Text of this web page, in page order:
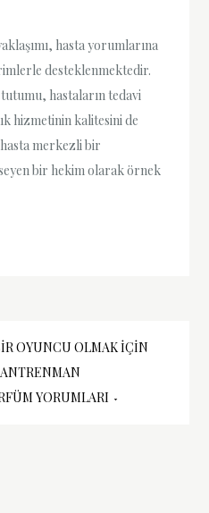
hasta yorumlarına
desteklenmektedir.
hastaların tedavi
hizmetinin kalitesini de
merkezli bir
bir hekim olarak örnek
OYUNCU OLMAK İÇIN
YORUMLARI